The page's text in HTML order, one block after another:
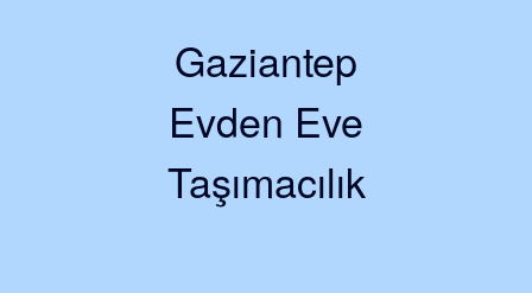
Gaziantep
Evden Eve
Taşımacılık